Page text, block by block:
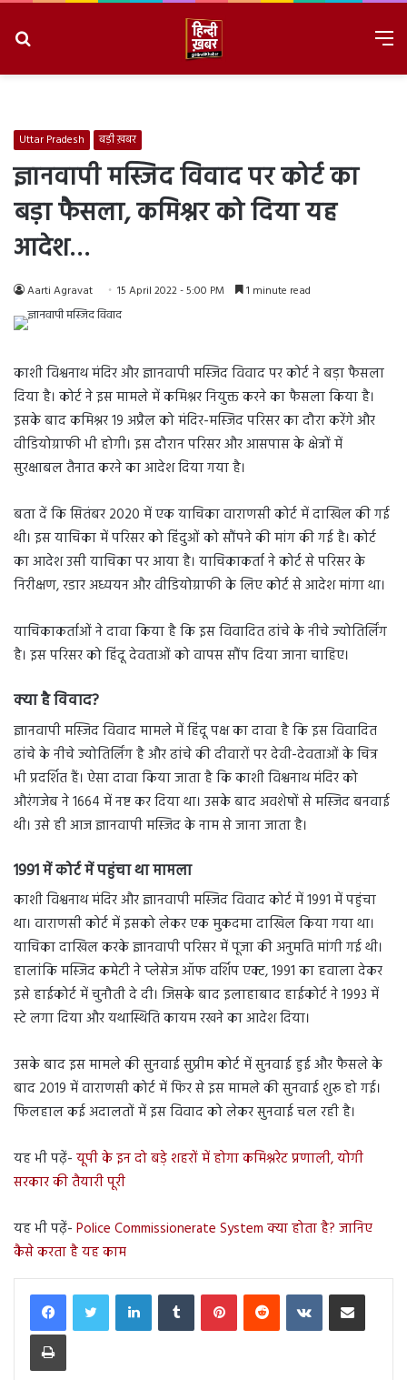
Uttar Pradesh बड़ी ख़बर
ज्ञानवापी मस्जिद विवाद पर कोर्ट का
बड़ा फैसला, कमिश्नर को दिया यह
आदेश…
Aarti Agravat 15 April 2022 - 5:00 PM 1 minute read
काशी विश्वनाथ मंदिर और ज्ञानवापी मस्जिद विवाद पर कोर्ट ने बड़ा फैसला
दिया है। कोर्ट ने इस मामले में कमिश्नर नियुक्त करने का फैसला किया है।
इसके बाद कमिश्नर 19 अप्रैल को मंदिर-मस्जिद परिसर का दौरा करेंगे और
वीडियोग्राफी भी होगी। इस दौरान परिसर और आसपास के क्षेत्रों में
सुरक्षाबल तैनात करने का आदेश दिया गया है।
बता दें कि सितंबर 2020 में एक याचिका वाराणसी कोर्ट में दाखिल की गई
थी। इस याचिका में परिसर को हिंदुओं को सौंपने की मांग की गई है। कोर्ट
का आदेश उसी याचिका पर आया है। याचिकाकर्ता ने कोर्ट से परिसर के
निरीक्षण, रडार अध्ययन और वीडियोग्राफी के लिए कोर्ट से आदेश मांगा था।
याचिकाकर्ताओं ने दावा किया है कि इस विवादित ढांचे के नीचे ज्योतिर्लिंग
है। इस परिसर को हिंदू देवताओं को वापस सौंप दिया जाना चाहिए।
क्या है विवाद?
ज्ञानवापी मस्जिद विवाद मामले में हिंदू पक्ष का दावा है कि इस विवादित
ढांचे के नीचे ज्योतिर्लिंग है और ढांचे की दीवारों पर देवी-देवताओं के चित्र
भी प्रदर्शित हैं। ऐसा दावा किया जाता है कि काशी विश्वनाथ मंदिर को
औरंगजेब ने 1664 में नष्ट कर दिया था। उसके बाद अवशेषों से मस्जिद बनवाई
थी। उसे ही आज ज्ञानवापी मस्जिद के नाम से जाना जाता है।
1991 में कोर्ट में पहुंचा था मामला
काशी विश्वनाथ मंदिर और ज्ञानवापी मस्जिद विवाद कोर्ट में 1991 में पहुंचा
था। वाराणसी कोर्ट में इसको लेकर एक मुकदमा दाखिल किया गया था।
याचिका दाखिल करके ज्ञानवापी परिसर में पूजा की अनुमति मांगी गई थी।
हालांकि मस्जिद कमेटी ने प्लेसेज ऑफ वर्शिप एक्ट, 1991 का हवाला देकर
इसे हाईकोर्ट में चुनौती दे दी। जिसके बाद इलाहाबाद हाईकोर्ट ने 1993 में
स्टे लगा दिया और यथास्थिति कायम रखने का आदेश दिया।
उसके बाद इस मामले की सुनवाई सुप्रीम कोर्ट में सुनवाई हुई और फैसले के
बाद 2019 में वाराणसी कोर्ट में फिर से इस मामले की सुनवाई शुरू हो गई।
फिलहाल कई अदालतों में इस विवाद को लेकर सुनवाई चल रही है।
यह भी पढ़ें- यूपी के इन दो बड़े शहरों में होगा कमिश्नरेट प्रणाली, योगी
सरकार की तैयारी पूरी
यह भी पढ़ें- Police Commissionerate System क्या होता है? जानिए
कैसे करता है यह काम
LinkedInTumblr PinterestReddit VKontakteShare via Email
Print